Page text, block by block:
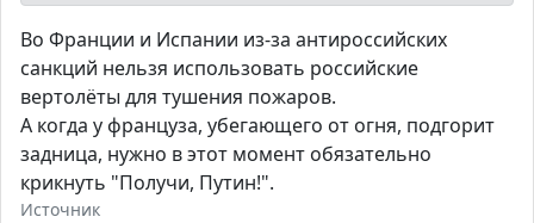
Во Франции и Испании из-за антироссийских
санкций нельзя использовать российские
вертолёты для тушения пожаров.
А когда у француза, убегающего от огня, подгорит
задница, нужно в этот момент обязательно
крикнуть "Получи, Путин!".
Источник